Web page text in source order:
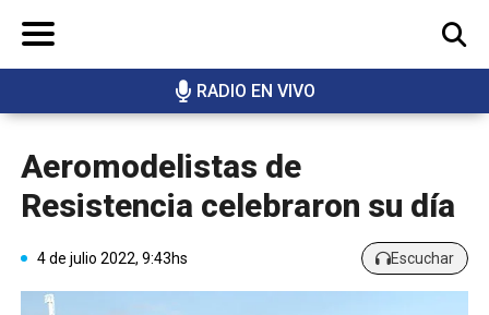
RADIO EN VIVO
BUSCAR
Aeromodelistas de
Resistencia celebraron su día
4 de julio 2022, 9:43hs Escuchar